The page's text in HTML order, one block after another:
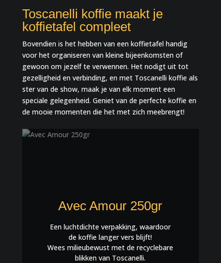
Toscanelli koffie maakt je
koffietafel compleet
Bovendien is het hebben van een koffietafel handig
voor het organiseren van kleine bijeenkomsten of
gewoon om jezelf te verwennen. Het nodigt uit tot
gezelligheid en verbinding, en met Toscanelli koffie als
ster van de show, maak je van elk moment een
speciale gelegenheid. Geniet van de perfecte koffie en
de mooie momenten die het met zich meebrengt!
Avec Amour 250gr
Een luchtdichte verpakking, waardoor
de koffie langer vers blijft!
Wees milieubewust met de recyclebare
blikken van Toscanelli.